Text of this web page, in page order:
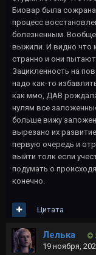
Биовар была сожрана
процесс
болезненным.
выжили. И видно что
странно и они
Зацикленность на
надо как-то
как ммо, ДАВ
нулям все
больше вижу
вырезано их
первую очередь и
выйти толк если
подумать о
конечно.
Цитата
Лелька
19 ноября,